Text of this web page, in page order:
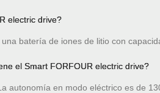
electric drive?
batería de iones de litio con
el Smart FORFOUR electric drive?
autonomía en modo eléctrico es de